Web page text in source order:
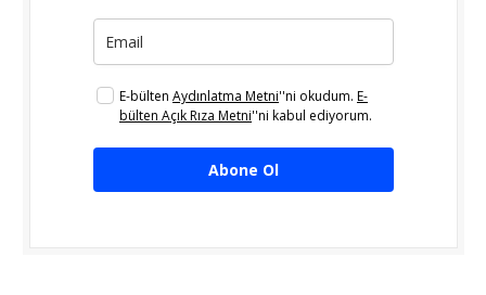
E-bülten Aydınlatma Metni''ni okudum. E-
bülten Açık Rıza Metni''ni kabul ediyorum.
Abone Ol